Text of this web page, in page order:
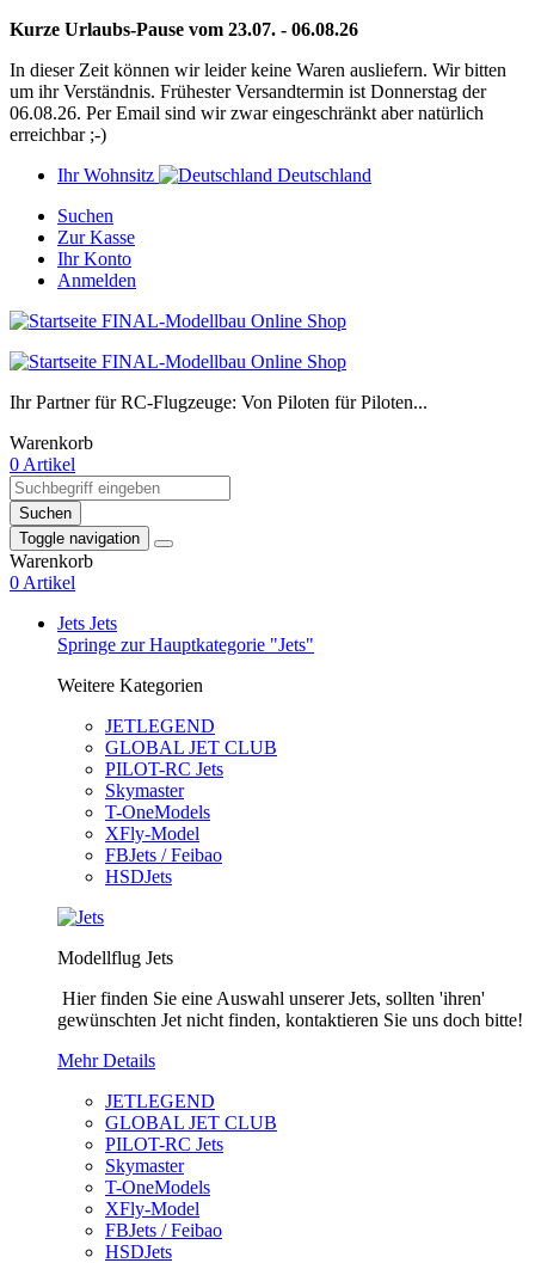
Kurze Urlaubs-Pause vom 23.07. - 06.08.26
In dieser Zeit können wir leider keine Waren ausliefern. Wir bitten
um ihr Verständnis. Frühester Versandtermin ist Donnerstag der
06.08.26. Per Email sind wir zwar eingeschränkt aber natürlich
erreichbar ;-)
Ihr Wohnsitz
Deutschland
Suchen
Zur Kasse
Ihr Konto
Anmelden
Ihr Partner für RC-Flugzeuge: Von Piloten für Piloten...
Warenkorb
0 Artikel
Suchen
Toggle navigation
Warenkorb
0 Artikel
Jets Jets
Springe zur Hauptkategorie "Jets"
Weitere Kategorien
JETLEGEND
GLOBAL JET CLUB
PILOT-RC Jets
Skymaster
T-OneModels
XFly-Model
FBJets / Feibao
HSDJets
Modellflug Jets
Hier finden Sie eine Auswahl unserer Jets, sollten 'ihren'
gewünschten Jet nicht finden, kontaktieren Sie uns doch bitte!
Mehr Details
JETLEGEND
GLOBAL JET CLUB
PILOT-RC Jets
Skymaster
T-OneModels
XFly-Model
FBJets / Feibao
HSDJets